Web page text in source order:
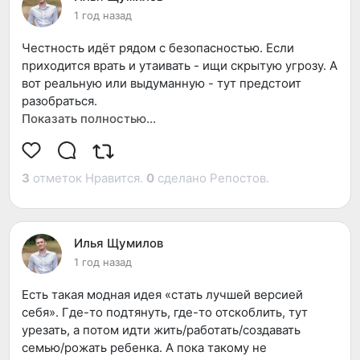
они похожи, но не теряют интереса впоследствии,
потому что они разные. Люди никогда не смогут
сходства.
1 год назад
Честность идёт рядом с безопасностью. Если
приходится врать и утаивать - ищи скрытую угрозу. А
вот реальную или выдуманную - тут предстоит
разобраться.
Но если человек не явный психопат и при этом
ведёт себя нечестно, это не обязательно означает,
что он не дорожит нашими отношениями и задумал
подлость. Может быть, он как раз боится их
потерять. Просто думает: вдруг рядом с ним-
настоящим никто оставаться не захочет. Поэтому
создаёт образ, который, как ему кажется, должен
нам понравиться, но которому он не соответствует.
Если нам в отношениях систематически врут, значит,
мы склонны связываться с неуверенными в себе
людьми. Сначала можно подумать, что это человек
Показать полностью…
3 отметок Нравится. 0 сделано Репостов.
Илья Щумилов
1 год назад
Есть такая модная идея «стать лучшей версией
себя». Где-то подтянуть, где-то отскоблить, тут
урезать, а потом идти жить/работать/создавать
семью/рожать ребенка. А пока такому не